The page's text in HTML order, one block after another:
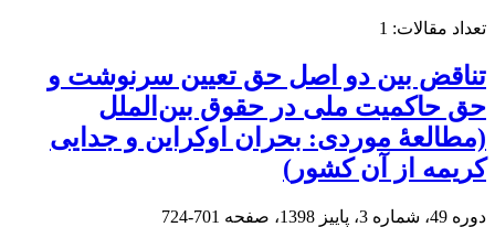
تعداد مقالات: 1
تناقض بین دو اصل حق تعیین سرنوشت و
حق حاکمیت ملی در حقوق بین‌الملل
(مطالعۀ موردی: بحران اوکراین و جدایی
کریمه از آن کشور)
دوره 49، شماره 3، پاییز 1398، صفحه 701-724